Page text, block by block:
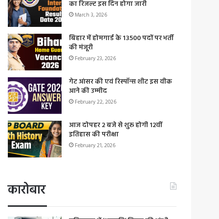
का रिजल्ट इस दिन होगा जारी
March 3, 2026
बिहार में होमगार्ड के 13500 पदों पर भर्ती
की मंजूरी
February 23, 2026
गेट आंसर की एवं रिस्पॉन्स शीट इस वीक
आने की उम्मीद
February 22, 2026
आज दोपहर 2 बजे से शुरू होगी 12वीं
इतिहास की परीक्षा
February 21, 2026
कारोबार